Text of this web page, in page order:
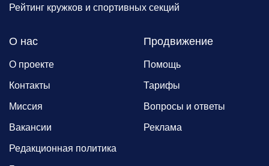
Рейтинг кружков и спортивных секций
О нас
О проекте
Контакты
Миссия
Вакансии
Редакционная политика
Продвижение
Помощь
Тарифы
Вопросы и ответы
Реклама